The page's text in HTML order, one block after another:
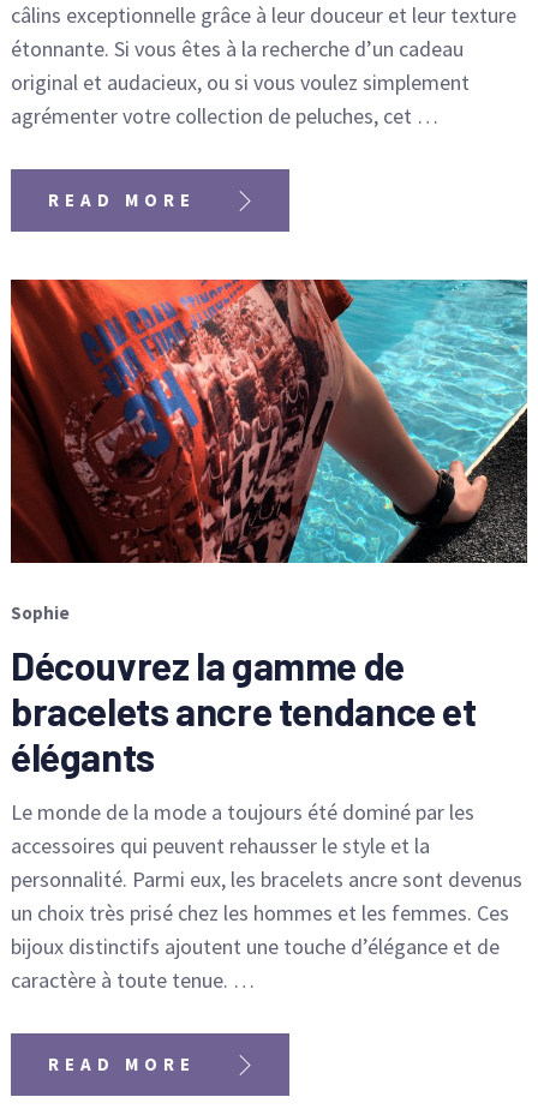
câlins exceptionnelle grâce à leur douceur et leur texture
étonnante. Si vous êtes à la recherche d’un cadeau
original et audacieux, ou si vous voulez simplement
agrémenter votre collection de peluches, cet …
READ MORE
Sophie
Découvrez la gamme de
bracelets ancre tendance et
élégants
Le monde de la mode a toujours été dominé par les
accessoires qui peuvent rehausser le style et la
personnalité. Parmi eux, les bracelets ancre sont devenus
un choix très prisé chez les hommes et les femmes. Ces
bijoux distinctifs ajoutent une touche d’élégance et de
caractère à toute tenue. …
READ MORE